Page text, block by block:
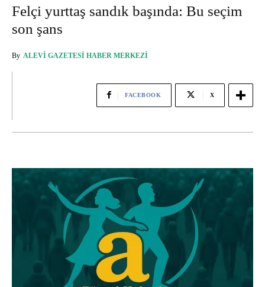
Felçi yurttaş sandık başında: Bu seçim
son şans
By ALEVI GAZETESI HABER MERKEZI
FACEBOOK X